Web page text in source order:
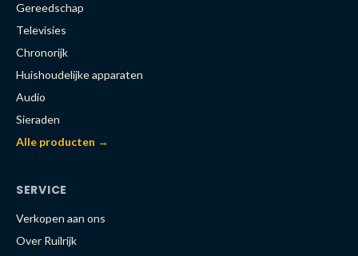
Gereedschap
Televisies
Chronorijk
Huishoudelijke apparaten
Audio
Sieraden
Alle producten →
SERVICE
Verkopen aan ons
Over Ruilrijk